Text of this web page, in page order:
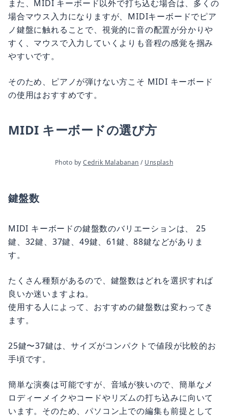
また、MIDI キーボード以外で打ち込む場合は、多くの
場合マウス入力になりますが、MIDIキーボードでピア
ノ鍵盤に触れることで、視覚的に音の配置が分かりや
すく、マウスで入力していくよりも音程の感覚を掴み
やすいです。
そのため、ピアノが弾けない方こそ MIDI キーボード
の使用はおすすめです。
MIDI キーボードの選び方
Photo by Cedrik Malabanan / Unsplash
鍵盤数
MIDI キーボードの鍵盤数のバリエーションは、 25
鍵、32鍵、37鍵、49鍵、61鍵、88鍵などがありま
す。
たくさん種類があるので、鍵盤数はどれを選択すれば
良いか迷いますよね。
使用する人によって、おすすめの鍵盤数は変わってき
ます。
25鍵〜37鍵は、サイズがコンパクトで値段が比較的お
手頃です。
簡単な演奏は可能ですが、音域が狭いので、簡単なメ
ロディーメイクやコードやリズムの打ち込みに向いて
います。そのため、パソコン上での編集も前提として